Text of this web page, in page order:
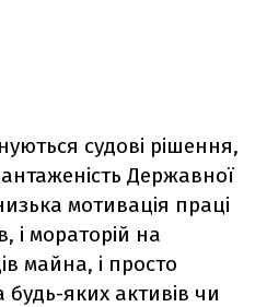
судові рішення,
Державної
мотивація праці
і мораторій на
майна, і просто
будь-яких активів чи